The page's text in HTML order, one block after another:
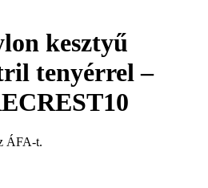
kesztyű
tenyérrel –
ÁFA-t.